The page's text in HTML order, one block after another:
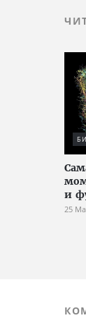
и
25